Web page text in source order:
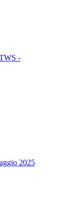
-
2025